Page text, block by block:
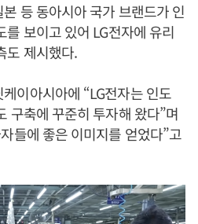
등 동아시아 국가 브랜드가 인
보이고 있어 LG전자에 유리
도 제시했다.
이아시아에 “LG전자는 인도
구축에 꾸준히 투자해 왔다”며
들에 좋은 이미지를 얻었다”고